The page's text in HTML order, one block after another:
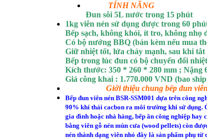
TÍNH NĂNG
Đun sôi 5L nước trong 15 phút
1kg viên nén sử dụng được trong 60
Bếp sạch, không khói, ít tro, không nhọ
Có bộ nướng BBQ (bán kèm nếu mua
Giữ nhiệt tốt, lửa cháy mạnh, sau khi
Bếp trong lúc đun có bộ chuyển đổi
Kích thước: 350 * 260 * 280 mm ; Nặng
Giá công khai : 1.770.000 VND (bao
Giới thiệu chung bếp đun
Bếp đun viên nén BSR-SSM001 dựa trên công
90% khí thải cacbon ra môi trường khi sử dụng.
gia đình hoặc nhà hàng, bếp ăn công nghiệp hay
bằng viên gỗ nén mùn cưa (wood pellets) còn
nén thành dạng viên nhỏ đây là sản phẩm phụ